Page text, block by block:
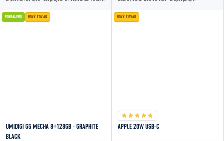
procesorom...
128GB...
ROZBALENO NOVÝ TOVAR
UMIDIGI G5 MECHA 8+128GB - GRAPHITE
BLACK
NOVÝ TOVAR
APPLE 20W USB-C